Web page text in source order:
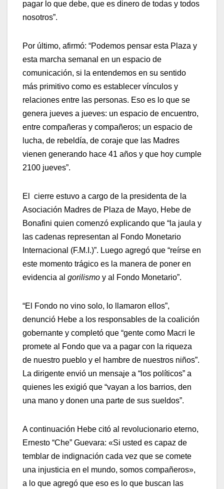
pagar lo que debe, que es dinero de todas y todos
nosotros”.
Por último, afirmó: “Podemos pensar esta Plaza y
esta marcha semanal en un espacio de
comunicación, si la entendemos en su sentido
más primitivo como es establecer vínculos y
relaciones entre las personas. Eso es lo que se
genera jueves a jueves: un espacio de encuentro,
entre compañeras y compañeros; un espacio de
lucha, de rebeldía, de coraje que las Madres
vienen generando hace 41 años y que hoy cumple
2100 jueves”.
El cierre estuvo a cargo de la presidenta de la
Asociación Madres de Plaza de Mayo, Hebe de
Bonafini quien comenzó explicando que “la jaula y
las cadenas representan al Fondo Monetario
Internacional (F.M.I.)”. Luego agregó que “reírse en
este momento trágico es la manera de poner en
evidencia al gorilismo y al Fondo Monetario”.
“El Fondo no vino solo, lo llamaron ellos”,
denunció Hebe a los responsables de la coalición
gobernante y completó que “gente como Macri le
promete al Fondo que va a pagar con la riqueza
de nuestro pueblo y el hambre de nuestros niños”.
La dirigente envió un mensaje a “los políticos” a
quienes les exigió que “vayan a los barrios, den
una mano y donen una parte de sus sueldos”.
A continuación Hebe citó al revolucionario eterno,
Ernesto “Che” Guevara: «Si usted es capaz de
temblar de indignación cada vez que se comete
una injusticia en el mundo, somos compañeros»,
a lo que agregó que eso es lo que buscan las